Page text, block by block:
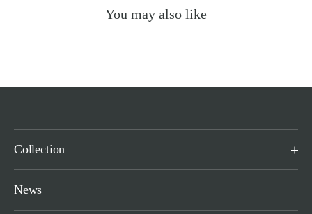
You may also like
Collection
News